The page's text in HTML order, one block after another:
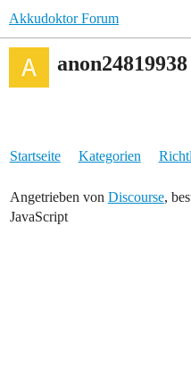
Akkudoktor Forum
anon24819938
Startseite Kategorien
Angetrieben von Discourse,
JavaScript